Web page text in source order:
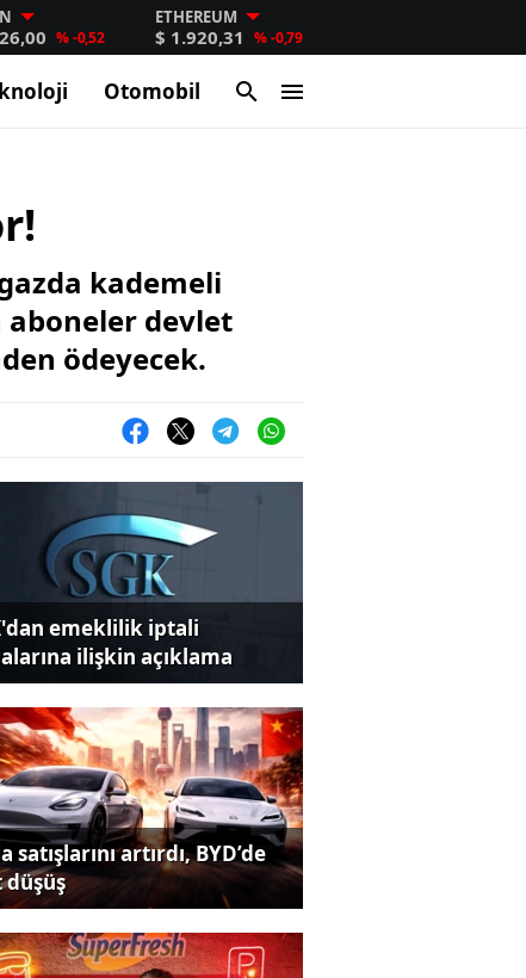
% -0,52
ETHEREUM
$ 1.920,31 % -0,79
Otomobil
kademeli
aboneler devlet
ödeyecek.
emeklilik iptali
ilişkin açıklama
satışlarını artırdı, BYD’de
düşüş